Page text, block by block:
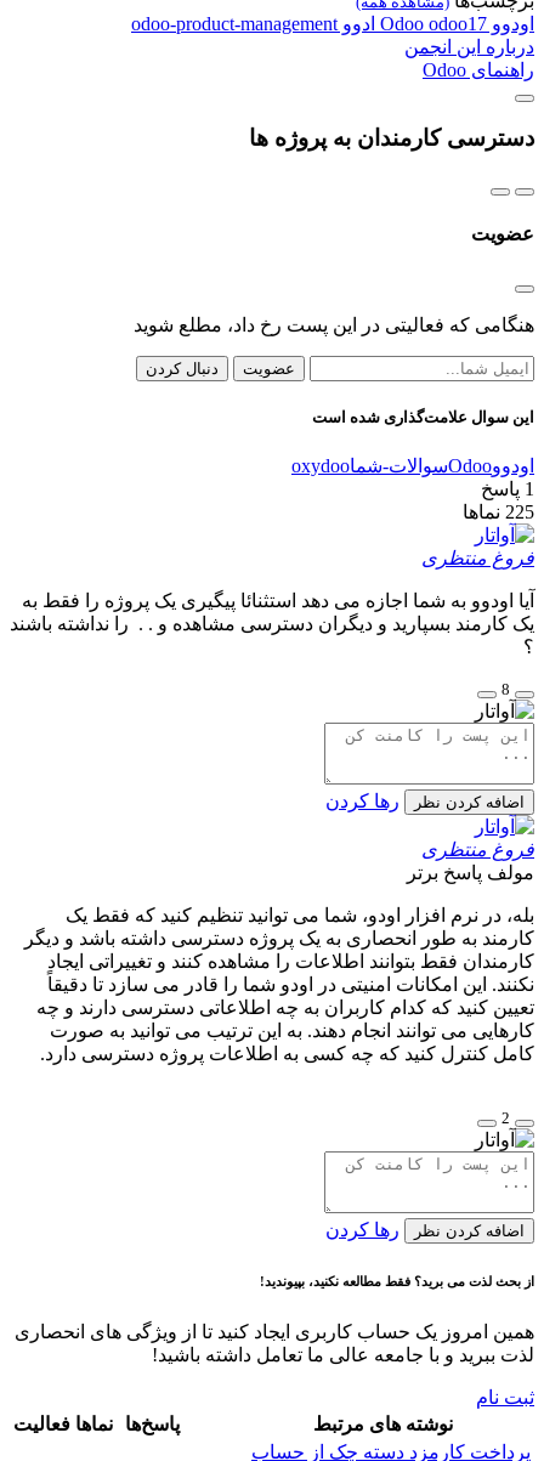
اودوو Odoo odoo17 ادوو odoo-product-management
درباره این انجمن
راهنمای Odoo
دسترسی کارمندان به پروژه ها
عضویت
هنگامی که فعالیتی در این پست رخ داد، مطلع شوید
عضویت دنبال کردن
این سوال علامت‌گذاری شده است
اودووOdooسوالات-شماoxydoo
1 پاسخ
225 نماها
فروغ منتظری
آیا اودوو به شما اجازه می دهد استثنائا پیگیری یک پروژه را فقط به
یک کارمند بسپارید و دیگران دسترسی مشاهده و . . را نداشته باشند
؟
8
اضافه کردن نظر رها کردن
فروغ منتظری
مولف پاسخ برتر
بله، در نرم افزار اودو، شما می توانید تنظیم کنید که فقط یک
کارمند به طور انحصاری به یک پروژه دسترسی داشته باشد و دیگر
کارمندان فقط بتوانند اطلاعات را مشاهده کنند و تغییراتی ایجاد
نکنند. این امکانات امنیتی در اودو شما را قادر می سازد تا دقیقاً
تعیین کنید که کدام کاربران به چه اطلاعاتی دسترسی دارند و چه
کارهایی می توانند انجام دهند. به این ترتیب می توانید به صورت
کامل کنترل کنید که چه کسی به اطلاعات پروژه دسترسی دارد.
2
اضافه کردن نظر رها کردن
از بحث لذت می برید؟ فقط مطالعه نکنید، بپیوندید!
همین امروز یک حساب کاربری ایجاد کنید تا از ویژگی های انحصاری
لذت ببرید و با جامعه عالی ما تعامل داشته باشید!
ثبت نام
نوشته های مرتبط
پاسخ‌ها نماها فعالیت
پرداخت کارمزد دسته چک از حساب